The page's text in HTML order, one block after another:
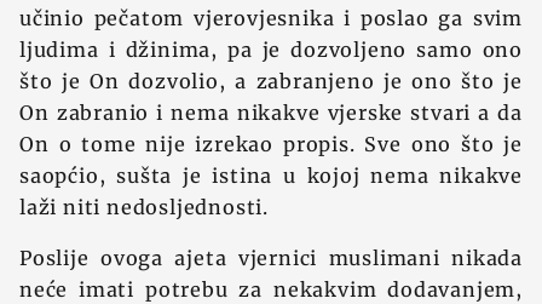
učinio pečatom vjerovjesnika i poslao ga svim
ljudima i džinima, pa je dozvoljeno samo ono
što je On dozvolio, a zabranjeno je ono što je
On zabranio i nema nikakve vjerske stvari a da
On o tome nije izrekao propis. Sve ono što je
saopćio, sušta je istina u kojoj nema nikakve
laži niti nedosljednosti.
Poslije ovoga ajeta vjernici muslimani nikada
neće imati potrebu za nekakvim dodavanjem,